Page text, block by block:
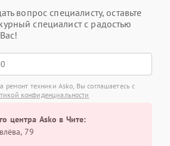
вопрос специалисту, оставьте
специалист с радостью
ремонт техники Asko, Вы соглашаетесь с
конфиденциальности
центра Asko в Чите:
79